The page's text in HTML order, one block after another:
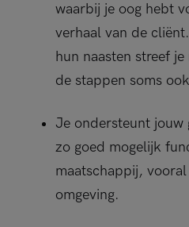
waarbij je oog hebt
verhaal van de
hun naasten streef
de stappen soms
Je ondersteunt jouw
zo goed mogelijk
maatschappij,
omgeving.